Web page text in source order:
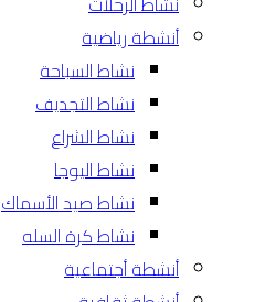
أنشطة رياضية
نشاط السباحة
نشاط التجديف
نشاط الشراع
نشاط اليوجا
نشاط صيد الأسماك
نشاط كرة السله
أنشطة أجتماعية